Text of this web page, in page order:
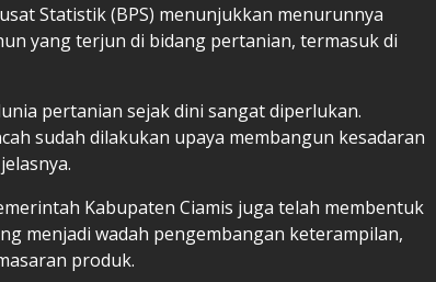
Statistik (BPS) menunjukkan menurunnya
yang terjun di bidang pertanian, termasuk di
pertanian sejak dini sangat diperlukan.
sudah dilakukan upaya membangun kesadaran
Kabupaten Ciamis juga telah membentuk
menjadi wadah pengembangan keterampilan,
produk.